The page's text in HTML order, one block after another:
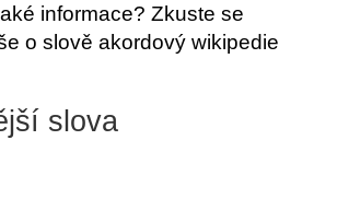
informace? Zkuste se
o slově akordový wikipedie
slova